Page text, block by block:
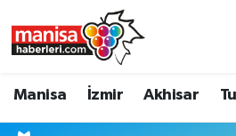
Manisa İzmir Akhisar
Manisa Nöbetçi Eczaneler